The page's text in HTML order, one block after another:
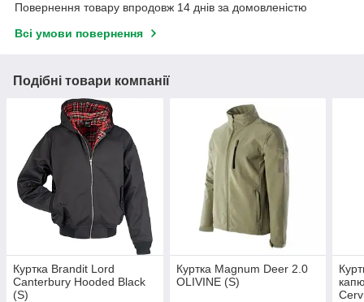
Повернення товару впродовж 14 днів за домовленістю
Всі умови повернення
Подібні товари компанії
Куртка Brandit Lord
Canterbury Hooded Black
(S)
Куртка Magnum Deer 2.0
OLIVINE (S)